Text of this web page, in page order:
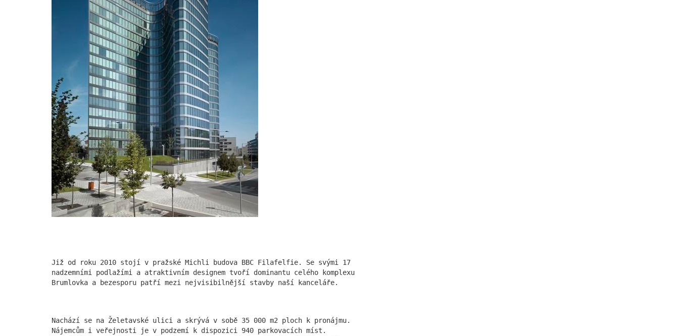
prostředí pro klienty i kolegy, rádi Tě
poznáme.
více
Dneska u nás bylo živo
19.11.2025
Velké díky směřuje fotografovi Markovi
Musilovi za akční den a skvělé fotky. K
vidění co nevidět na našich sítích a
LinkedIn profilech.
více
Píše o nás Forbes
podobu českých velkoměst. DAM architekti
s.r.o. dnes spojují historii s vizí
moderního města pro 21. století.
Již od roku 2010 stojí v pražské Michli budova BBC Filafelfie. Se svými 17
nadzemními podlažími a atraktivním designem tvoří dominantu celého komplexu
Brumlovka a bezesporu patří mezi nejvisibilnější stavby naší kanceláře.
Nachází se na Želetavské ulici a skrývá v sobě 35 000 m2 ploch k pronájmu.
Nájemcům i veřejnosti je v podzemí k dispozici 940 parkovacích míst.